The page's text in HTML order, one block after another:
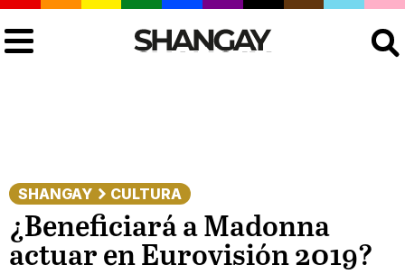
SHANGAY CULTURA
¿Beneficiará a Madonna
actuar en Eurovisión 2019?